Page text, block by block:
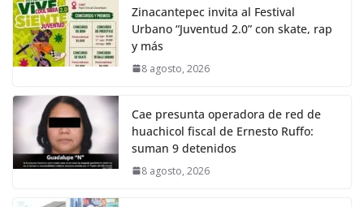
Zinacantepec invita al Festival
Urbano “Juventud 2.0” con skate, rap
y más
8 agosto, 2026
Cae presunta operadora de red de
huachicol fiscal de Ernesto Ruffo:
suman 9 detenidos
8 agosto, 2026